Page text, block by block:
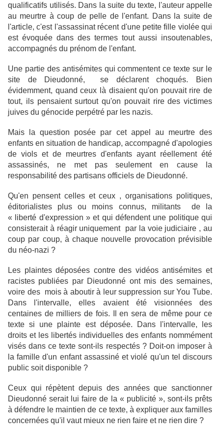
qualificatifs utilisés. Dans la suite du texte, l'auteur appelle
au meurtre à coup de pelle de l'enfant. Dans la suite de
l'article, c'est l'assassinat récent d'une petite fille violée qui
est évoquée dans des termes tout aussi insoutenables,
accompagnés du prénom de l'enfant.
Une partie des antisémites qui commentent ce texte sur le
site de Dieudonné, se déclarent choqués. Bien
évidemment, quand ceux là disaient qu'on pouvait rire de
tout, ils pensaient surtout qu'on pouvait rire des victimes
juives du génocide perpétré par les nazis.
Mais la question posée par cet appel au meurtre des
enfants en situation de handicap, accompagné d'apologies
de viols et de meurtres d'enfants ayant réellement été
assassinés, ne met pas seulement en cause la
responsabilité des partisans officiels de Dieudonné.
Qu'en pensent celles et ceux , organisations politiques,
éditorialistes plus ou moins connus, militants de la
« liberté d'expression » et qui défendent une politique qui
consisterait à réagir uniquement par la voie judiciaire , au
coup par coup, à chaque nouvelle provocation prévisible
du néo-nazi ?
Les plaintes déposées contre des vidéos antisémites et
racistes publiées par Dieudonné ont mis des semaines,
voire des mois à aboutir à leur suppression sur You Tube.
Dans l'intervalle, elles avaient été visionnées des
centaines de milliers de fois. Il en sera de même pour ce
texte si une plainte est déposée. Dans l'intervalle, les
droits et les libertés individuelles des enfants nommément
visés dans ce texte sont-ils respectés ? Doit-on imposer à
la famille d'un enfant assassiné et violé qu'un tel discours
public soit disponible ?
Ceux qui répètent depuis des années que sanctionner
Dieudonné serait lui faire de la « publicité », sont-ils prêts
à défendre le maintien de ce texte, à expliquer aux familles
concernées qu'il vaut mieux ne rien faire et ne rien dire ?